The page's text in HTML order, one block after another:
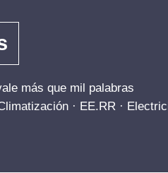
más que mil palabras
· EE.RR ·